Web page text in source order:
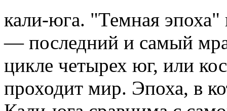
кали-юга. "Темная
— последний и самый
цикле четырех юг, или
проходит мир. Эпоха, в